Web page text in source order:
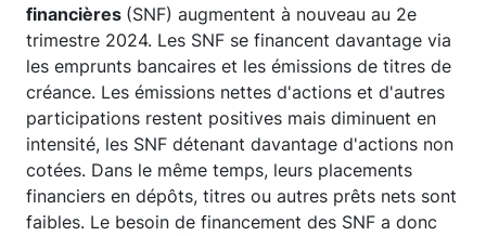
financières (SNF) augmentent à nouveau au 2e
trimestre 2024. Les SNF se financent davantage via
les emprunts bancaires et les émissions de titres de
créance. Les émissions nettes d'actions et d'autres
participations restent positives mais diminuent en
intensité, les SNF détenant davantage d'actions non
cotées. Dans le même temps, leurs placements
financiers en dépôts, titres ou autres prêts nets sont
faibles. Le besoin de financement des SNF a donc